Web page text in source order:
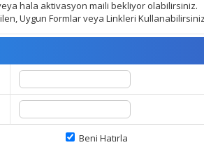
hala aktivasyon maili bekliyor olabilirsiniz.
Uygun Formlar veya Linkleri
Beni Hatırla